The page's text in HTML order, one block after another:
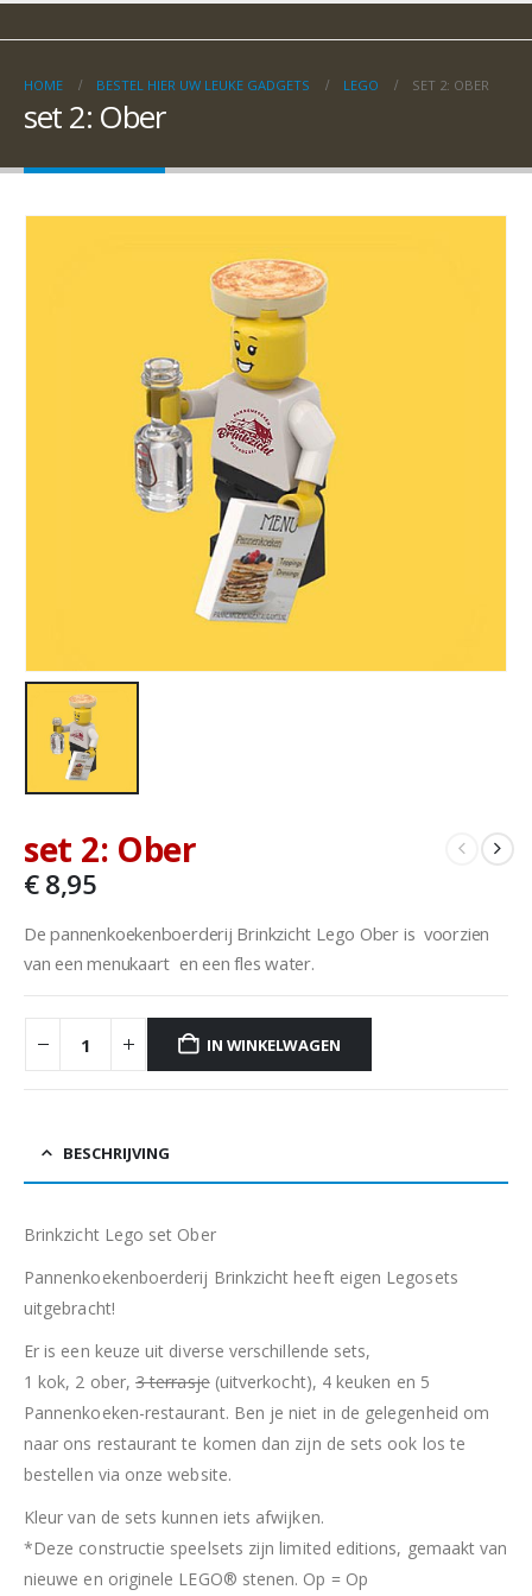
HOME BESTEL HIER UW LEUKE GADGETS LEGO SET 2: OBER
set 2: Ober
set 2: Ober
€8,95
De pannenkoekenboerderij Brinkzicht Lego Ober is voorzien
van een menukaart en een fles water.
IN WINKELWAGEN
BESCHRIJVING
Brinkzicht Lego set Ober
Pannenkoekenboerderij Brinkzicht heeft eigen Legosets
uitgebracht!
Er is een keuze uit diverse verschillende sets,
1 kok, 2 ober,3 terrasje(uitverkocht), 4 keuken en 5
Pannenkoeken-restaurant. Ben je niet in de gelegenheid om
naar ons restaurant te komen dan zijn de sets ook los te
bestellen via onze website.
Kleur van de sets kunnen iets afwijken.
*Deze constructie speelsets zijn limited editions, gemaakt van
nieuwe en originele LEGO® stenen. Op = Op